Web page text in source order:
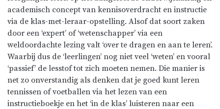
academisch concept van kennisoverdracht en instructie
via de klas-met-leraar-opstelling. Alsof dat soort zaken
door een ‘expert’ of ‘wetenschapper’ via een
weldoordachte lezing valt ‘over te dragen en aan te leren’.
Waarbij dus de ‘leerlingen’ nog niet veel ‘weten’ en vooral
‘passief’ de lesstof tot zich moeten nemen. Die manier is
net zo onverstandig als denken dat je goed kunt leren
tennissen of voetballen via het lezen van een
instructieboekje en het ‘in de klas’ luisteren naar een